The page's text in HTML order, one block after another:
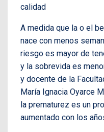
calidad
A medida que la o el
nace con menos
riesgo es mayor de
y la sobrevida es
y docente de la
María Ignacia Oyarce
la prematurez es un
aumentado con los